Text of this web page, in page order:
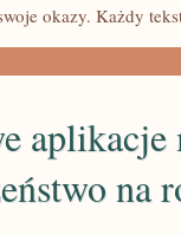
okazy. Każdy
na